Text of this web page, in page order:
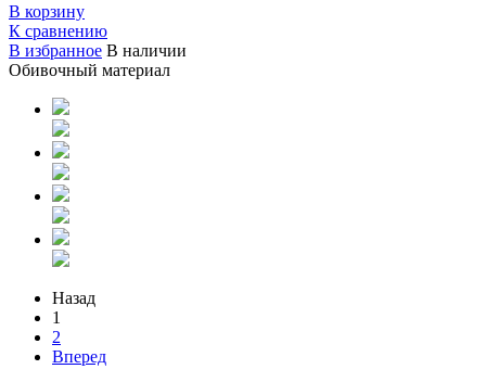
В корзину
К сравнению
В избранное В наличии
Обивочный материал
Назад
1
2
Вперед